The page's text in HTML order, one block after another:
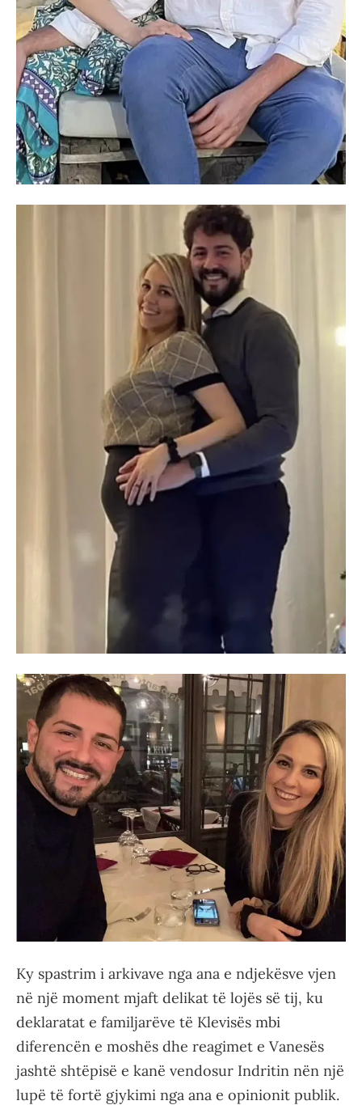
Ky spastrim i arkivave nga ana e ndjekësve vjen
në një moment mjaft delikat të lojës së tij, ku
deklaratat e familjarëve të Klevisës mbi
diferencën e moshës dhe reagimet e Vanesës
jashtë shtëpisë e kanë vendosur Indritin nën një
lupë të fortë gjykimi nga ana e opinionit publik.